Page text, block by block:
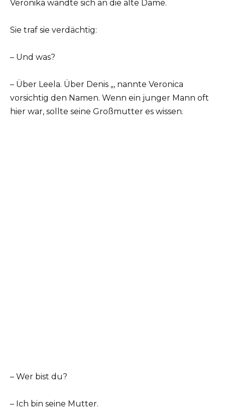
Veronika wandte sich an die alte Dame.
Sie traf sie verdächtig:
– Und was?
– Über Leela. Über Denis „, nannte Veronica
vorsichtig den Namen. Wenn ein junger Mann oft
hier war, sollte seine Großmutter es wissen.
– Wer bist du?
– Ich bin seine Mutter.